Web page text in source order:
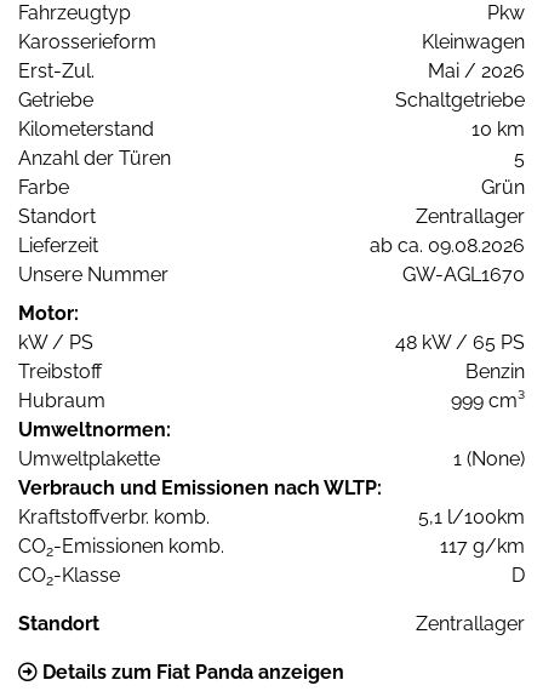
Fahrzeugtyp
Pkw
Karosserieform
Kleinwagen
Erst-Zul.
Mai / 2026
Getriebe
Schaltgetriebe
Kilometerstand
10 km
Anzahl der Türen
5
Farbe
Grün
Standort
Zentrallager
Lieferzeit
ab ca. 09.08.2026
Unsere Nummer
GW-AGL1670
Motor:
kW / PS
48 kW / 65 PS
Treibstoff
Benzin
Hubraum
999 cm³
Umweltnormen:
Umweltplakette
1 (None)
Verbrauch und Emissionen nach WLTP:
Kraftstoffverbr. komb.
5,1 l/100km
CO2-Emissionen komb.
117 g/km
CO2-Klasse D
Standort Zentrallager
Details zum Fiat Panda anzeigen